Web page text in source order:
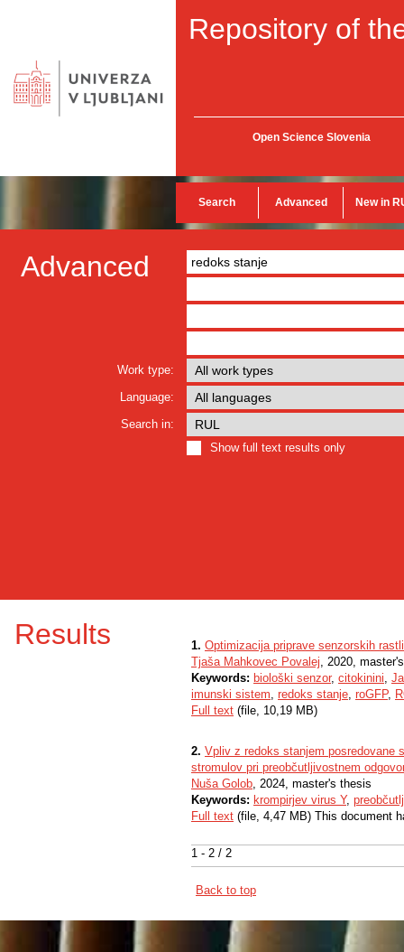
Repository of
Open Science Slovenia
Search Advanced New in
Advanced
Work type:
Language:
Search in:
Show full text results only
Results
1 - 2 / 2
1. Optimizacija priprave senzorskih
Tjaša Mahkovec Povalej, 2020,
Keywords: biološki senzor, citokinini,
imunski sistem, redoks stanje, roGFP,
Full text (file, 10,19 MB)
2. Vpliv z redoks stanjem posredovane
stromulov pri preobčutljivostnem
Nuša Golob, 2024, master's thesis
Keywords: krompirjev virus Y,
Full text (file, 4,47 MB) This document
Back to top